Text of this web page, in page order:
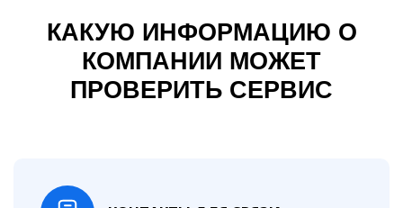
КАКУЮ ИНФОРМАЦИЮ О
КОМПАНИИ МОЖЕТ
ПРОВЕРИТЬ СЕРВИС